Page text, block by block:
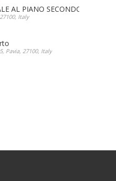
AL PIANO SECONDO
Italy
Pavia, 27100, Italy